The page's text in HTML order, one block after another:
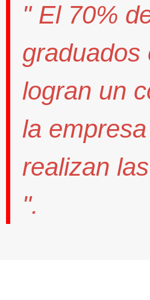
" El 70%
graduados
logran un
la
realizan
".